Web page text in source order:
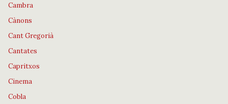
Cambra
Cànons
Cant Gregorià
Cantates
Capritxos
Cinema
Cobla